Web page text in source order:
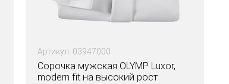
Артикул: 03947000
Сорочка мужская OLYMP Luxor,
modern fit на высокий рост